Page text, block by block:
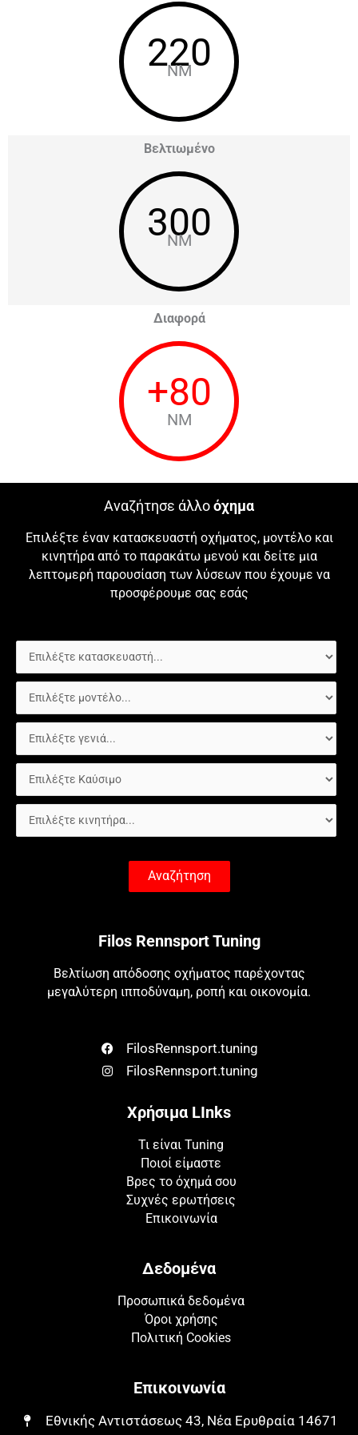
220
NM
Βελτιωμένο
300
NM
Διαφορά
+80
NM
Αναζήτησε άλλοόχημα
Επιλέξτε έναν κατασκευαστή οχήματος, μοντέλο και
κινητήρα από το παρακάτω μενού και δείτε μια
λεπτομερή παρουσίαση των λύσεων που έχουμε να
προσφέρουμε σας εσάς
Αναζήτηση
Filos Rennsport Tuning
Βελτίωση απόδοσης οχήματος παρέχοντας
μεγαλύτερη ιπποδύναμη, ροπή και οικονομία.
FilosRennsport.tuning
FilosRennsport.tuning
Χρήσιμα LInks
Τι είναι Tuning
Ποιοί είμαστε
Βρες το όχημά σου
Συχνές ερωτήσεις
Επικοινωνία
Δεδομένα
Προσωπικά δεδομένα
Όροι χρήσης
Πολιτική Cookies
Επικοινωνία
Εθνικής Αντιστάσεως 43, Νέα Ερυθραία 14671​​